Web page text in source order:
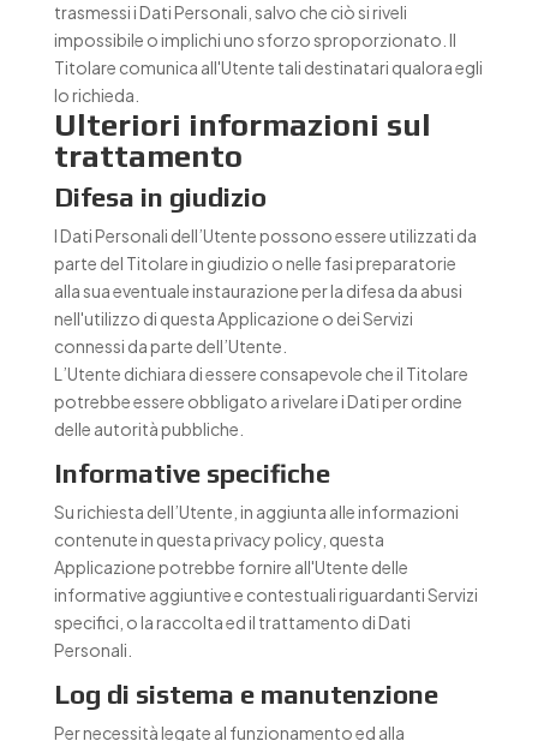
trasmessi i Dati Personali, salvo che ciò si riveli
impossibile o implichi uno sforzo sproporzionato. Il
Titolare comunica all'Utente tali destinatari qualora egli
lo richieda.
Ulteriori informazioni sul
trattamento
Difesa in giudizio
I Dati Personali dell’Utente possono essere utilizzati da
parte del Titolare in giudizio o nelle fasi preparatorie
alla sua eventuale instaurazione per la difesa da abusi
nell'utilizzo di questa Applicazione o dei Servizi
connessi da parte dell’Utente.
L’Utente dichiara di essere consapevole che il Titolare
potrebbe essere obbligato a rivelare i Dati per ordine
delle autorità pubbliche.
Informative specifiche
Su richiesta dell’Utente, in aggiunta alle informazioni
contenute in questa privacy policy, questa
Applicazione potrebbe fornire all'Utente delle
informative aggiuntive e contestuali riguardanti Servizi
specifici, o la raccolta ed il trattamento di Dati
Personali.
Log di sistema e manutenzione
Per necessità legate al funzionamento ed alla